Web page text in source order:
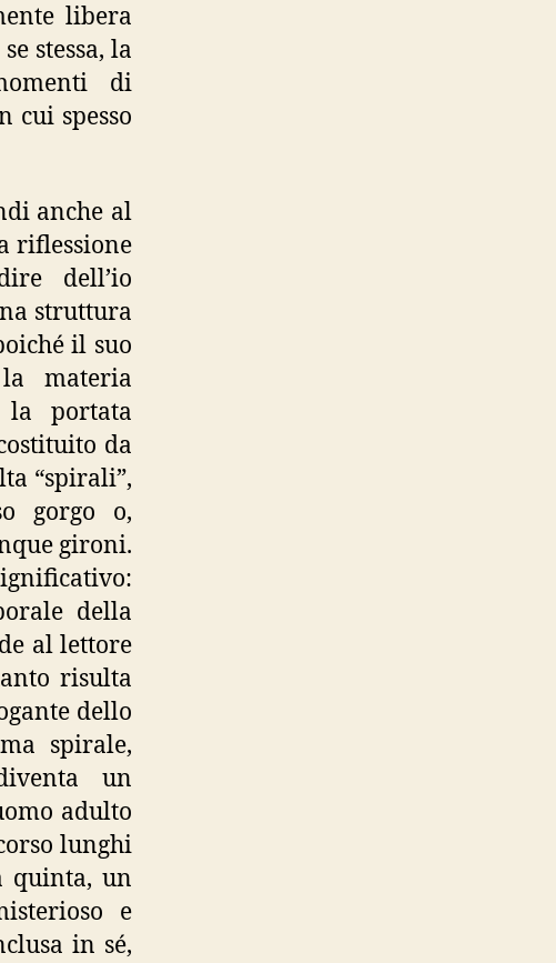
libera
stessa, la
di
cui spesso
anche al
riflessione
dell’io
struttura
il suo
materia
portata
da
“spirali”,
gorgo o,
gironi.
della
al lettore
risulta
dello
spirale,
un
adulto
lunghi
quinta, un
e
in sé,